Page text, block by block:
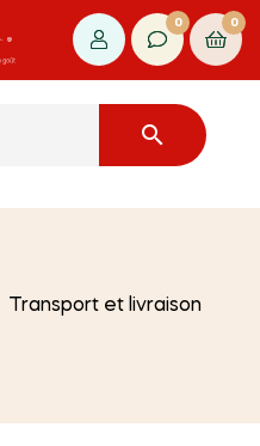
0 0

Transport et livraison